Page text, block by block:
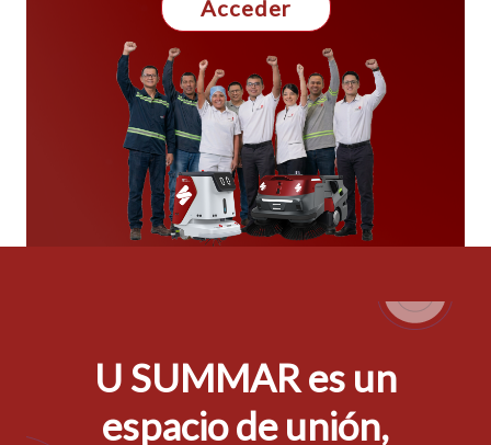
Acceder
U SUMMAR es un
espacio de unión,